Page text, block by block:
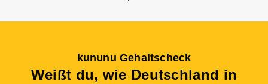
kununu Gehaltscheck
Weißt du, wie Deutschland in